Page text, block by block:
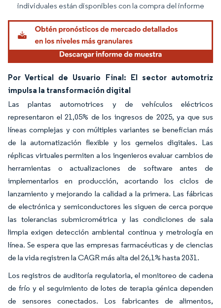
individuales están disponibles con la compra del informe
Por Vertical de Usuario Final: El sector automotriz
impulsa la transformación digital
Las plantas automotrices y de vehículos eléctricos
representaron el 21,05% de los ingresos de 2025, ya que sus
líneas complejas y con múltiples variantes se benefician más
de la automatización flexible y los gemelos digitales. Las
réplicas virtuales permiten a los ingenieros evaluar cambios de
herramientas o actualizaciones de software antes de
implementarlos en producción, acortando los ciclos de
lanzamiento y mejorando la calidad a la primera. Las fábricas
de electrónica y semiconductores les siguen de cerca porque
las tolerancias submicrométrica y las condiciones de sala
limpia exigen detección ambiental continua y metrología en
línea. Se espera que las empresas farmacéuticas y de ciencias
de la vida registren la CAGR más alta del 26,1% hasta 2031.
Los registros de auditoría regulatoria, el monitoreo de cadena
de frío y el seguimiento de lotes de terapia génica dependen
de sensores conectados. Los fabricantes de alimentos,